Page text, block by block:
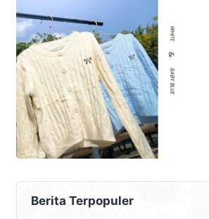
Berita Terpopuler